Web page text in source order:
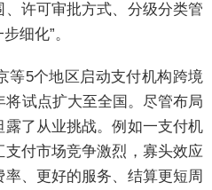
许可审批方式、分级分类管
细化”。
5个地区启动支付机构跨境
试点扩大至全国。尽管布局
了从业挑战。例如一支付机
付市场竞争激烈，寡头效应
、更好的服务、结算更短周